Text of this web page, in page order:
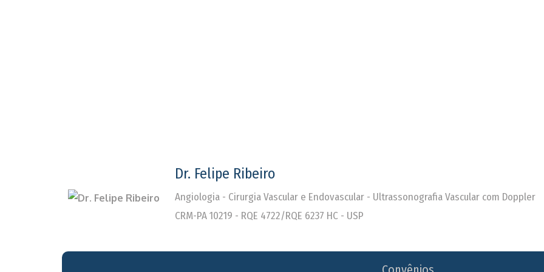
Dr. Felipe Ribeiro
Angiologia - Cirurgia Vascular e Endovascular - Ultrassonografia Vascular com Doppler
CRM-PA 10219 - RQE 4722/RQE 6237 HC - USP